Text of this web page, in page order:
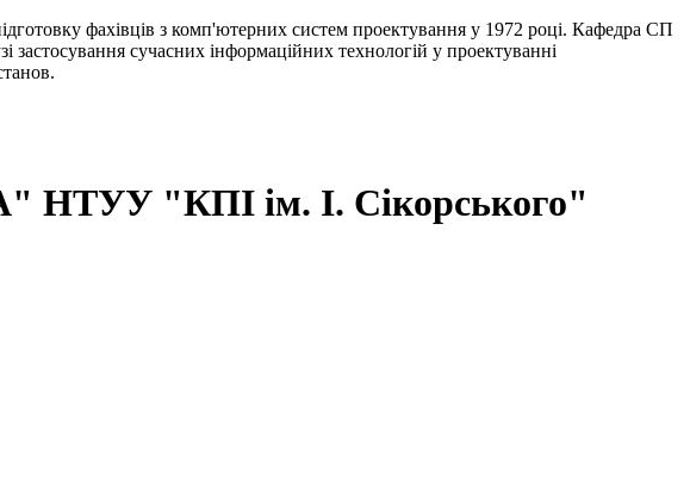
фахівців з комп'ютерних систем проектування у 1972 році. Кафедра СП
застосування сучасних інформаційних технологій у проектуванні
НТУУ "КПІ ім. І. Сікорського"